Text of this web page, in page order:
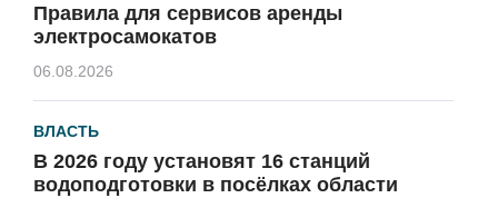
Правила для сервисов аренды
электросамокатов
06.08.2026
ВЛАСТЬ
В 2026 году установят 16 станций
водоподготовки в посёлках области